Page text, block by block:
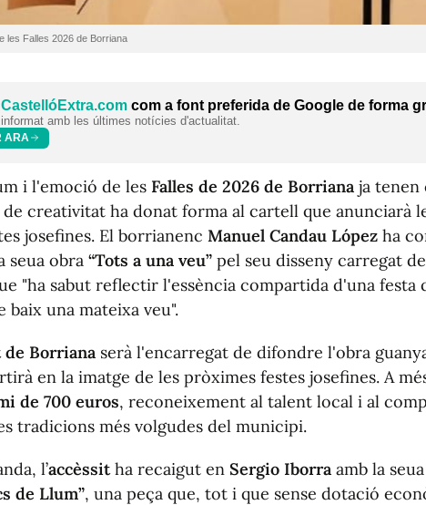
les Falles 2026 de Borriana
CastellóExtra.com com a font preferida de Google de forma
amb les últimes notícies d'actualitat.
ARA
i l'emoció de les Falles de 2026 de Borriana ja tenen
creativitat ha donat forma al cartell que anunciarà
josefines. El borrianenc Manuel Candau López ha
seua obra “Tots a una veu” pel seu disseny carregat de
"ha sabut reflectir l'essència compartida d'una festa
baix una mateixa veu".
Borriana serà l'encarregat de difondre l'obra
en la imatge de les pròximes festes josefines. A
de 700 euros, reconeixement al talent local i al
tradicions més volgudes del municipi.
l’accèssitha recaigut en Sergio Iborra amb la seua
de Llum”, una peça que, tot i que sense dotació